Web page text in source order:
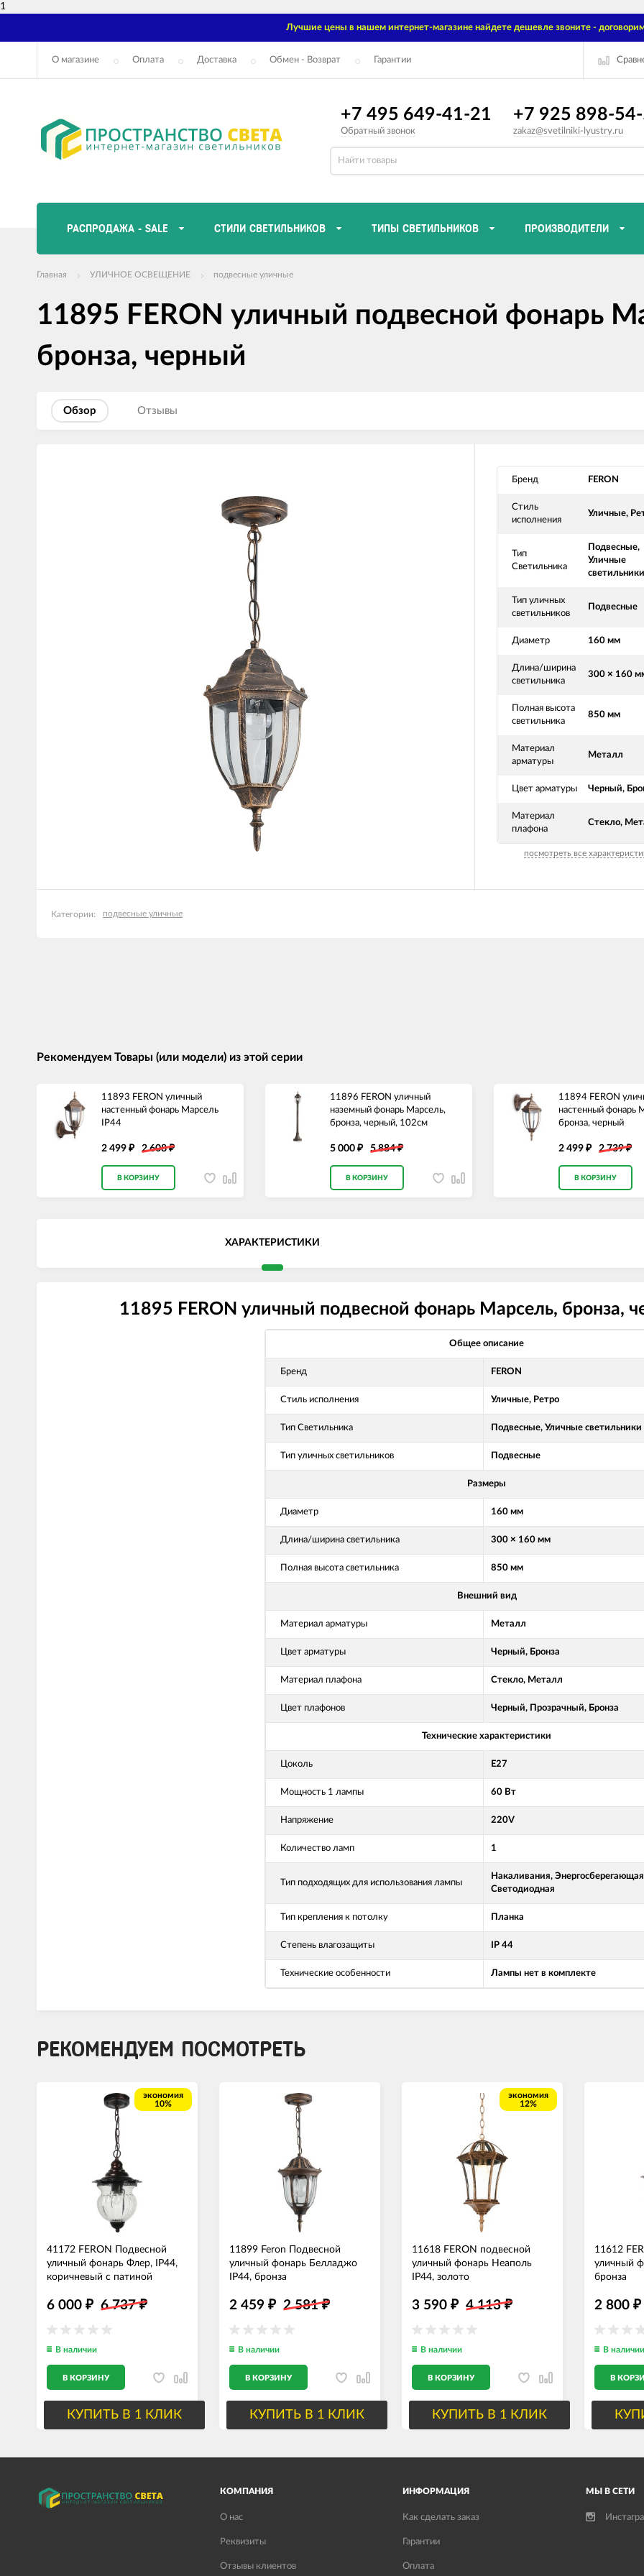
1
Лучшие цены в нашем интернет-магазине найдете дешевле звоните -
О магазине Оплата Доставка Обмен - Возврат Гарантии
+7 495 649-41-21
Обратный звонок
+7 925 898-
zakaz@svetilniki-lyustry.ru
РАСПРОДАЖА - SALE СТИЛИ СВЕТИЛЬНИКОВ ТИПЫ СВЕТИЛЬНИКОВ ПРОИЗВОДИТЕЛИ
Главная УЛИЧНОЕ ОСВЕЩЕНИЕ подвесные уличные
11895 FERON уличный подвесной фонарь
бронза, черный
Обзор Отзывы
Бренд FERON
Стиль
исполнения
Уличные,
Тип
Светильника
Подвесные,
Уличные
светильники
Тип уличных
светильников
Подвесные
Диаметр 160 мм
Длина/ширина
светильника
300 × 160
Полная высота
светильника
850 мм
Материал
арматуры
Металл
Цвет арматуры Черный,
Материал
плафона
Стекло,
посмотреть все
Категории: подвесные уличные
Рекомендуем Товары (или модели) из этой серии
11893 FERON уличный
настенный фонарь Марсель
IP44
2 499 ₽ 2 608₽
В КОРЗИНУ
11896 FERON уличный
наземный фонарь Марсель,
бронза, черный, 102см
5 000 ₽ 5 884₽
В КОРЗИНУ
11894 FERON
настенный фонарь
бронза, черный
2 499 ₽ 2 739₽
В КОРЗИНУ
ХАРАКТЕРИСТИКИ
11895 FERON уличный подвесной фонарь Марсель, бронза,
Общее описание
Бренд FERON
Стиль исполнения Уличные, Ретро
Тип Светильника Подвесные, Уличные светильники
Тип уличных светильников Подвесные
Размеры
Диаметр 160 мм
Длина/ширина светильника 300 × 160 мм
Полная высота светильника 850 мм
Внешний вид
Материал арматуры Металл
Цвет арматуры Черный, Бронза
Материал плафона Стекло, Металл
Цвет плафонов Черный, Прозрачный, Бронза
Технические характеристики
Цоколь E27
Мощность 1 лампы 60 Вт
Напряжение 220V
Количество ламп 1
Тип подходящих для использования лампы
Накаливания,
Светодиодная
Тип крепления к потолку Планка
Степень влагозащиты IP 44
Технические особенности Лампы нет в комплекте
РЕКОМЕНДУЕМ ПОСМОТРЕТЬ
экономия
10%
41172 FERON Подвесной
уличный фонарь Флер, IP44,
коричневый с патиной
6 000 ₽ 6 737₽
В наличии
В КОРЗИНУ
КУПИТЬ В 1 КЛИК
11899 Feron Подвесной
уличный фонарь Белладжо
IP44, бронза
2 459₽ 2 581₽
В наличии
В КОРЗИНУ
КУПИТЬ В 1 КЛИК
экономия
12%
11618 FERON подвесной
уличный фонарь Неаполь
IP44, золото
3 590₽ 4 113₽
В наличии
В КОРЗИНУ
КУПИТЬ В 1 КЛИК
11612
уличный
бронза
2 800₽
В
В
КОМПАНИЯ
О нас
Реквизиты
Отзывы клиентов
ИНФОРМАЦИЯ
Как сделать заказ
Гарантии
Оплата
МЫ В СЕТИ